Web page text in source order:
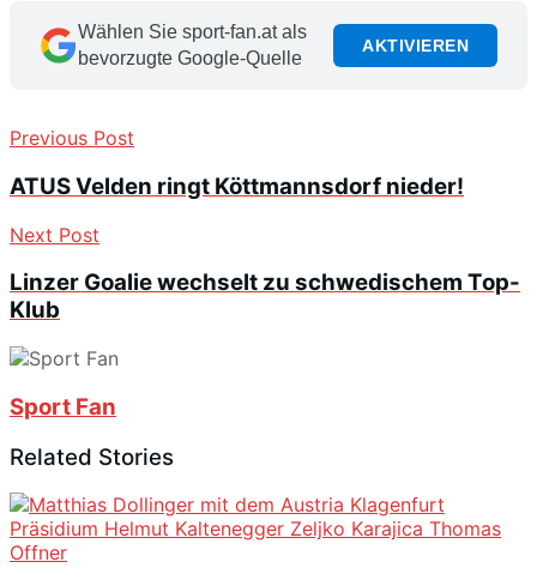
Wählen Sie sport-fan.at als
bevorzugte Google-Quelle
AKTIVIEREN
Previous Post
ATUS Velden ringt Köttmannsdorf nieder!
Next Post
Linzer Goalie wechselt zu schwedischem Top-
Klub
Sport Fan
Related Stories